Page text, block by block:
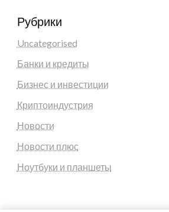
Рубрики
Uncategorised
Банки и кредиты
Бизнес и инвестиции
Криптоиндустрия
Новости
Новости плюс
Ноутбуки и планшеты